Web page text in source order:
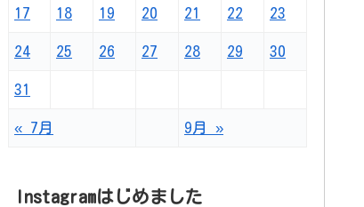
17 18 19 20 21 22 23
24 25 26 27 28 29 30
31
« 7月 9月 »
Instagramはじめました